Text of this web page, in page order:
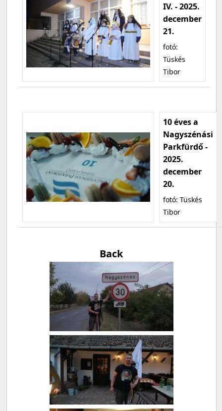
IV. - 2025.
december
21.
fotó:
Tüskés
Tibor
10 éves a
Nagyszénási
Parkfürdő -
2025.
december
20.
fotó: Tüskés
Tibor
Back